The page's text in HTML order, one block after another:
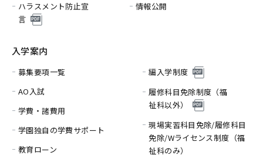
ハラスメント防止宣
言
情報公開
入学案内
募集要項一覧
AO入試
学費・諸費用
学園独自の学費サポート
教育ローン
編入学制度
履修科目免除制度（福
祉科以外）
現場実習科目免除/履修科目
免除/Wライセンス制度（福
祉科のみ）